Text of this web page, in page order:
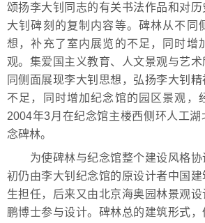
颂扬李大钊同志的有关书法作品和对
大钊碑刻的复制内容等。碑林从不同
想，补充了室内展览的不足，同时增
观。集爱国主义教育、人文景观与艺
同侧面展现李大钊思想，弘扬李大钊
不足，同时增加纪念馆的园区景观，
2004年3月在纪念馆主楼西侧环人工
念碑林。
为使碑林与纪念馆整个建设风格协
初仍由李大钊纪念馆的原设计者中国
生担任，后来又由北京海奥园林景观
鹏博士参与设计。碑林总的建筑形式